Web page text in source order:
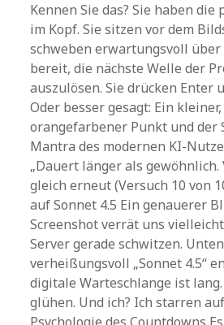
Kennen Sie das? Sie haben
im Kopf. Sie sitzen vor dem
schweben erwartungsvoll über
bereit, die nächste Welle der
auszulösen. Sie drücken Enter
Oder besser gesagt: Ein
orangefarbener Punkt und der
Mantra des modernen KI-
„Dauert länger als gewöhnlich.
gleich erneut (Versuch 10 von
auf Sonnet 4.5 Ein genauerer
Screenshot verrät uns
Server gerade schwitzen.
verheißungsvoll „Sonnet 4.5“
digitale Warteschlange ist
glühen. Und ich? Ich starren